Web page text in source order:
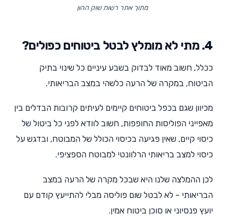
מתוך אתר רשות שוק ההון
4. מתי לא מומלץ לבטל ביטוחים כפולים?
ככלל, חשוב מאוד לבדוק בשבע עיניים כל שינוי בתיק
הביטוח, במקרה של הרעה כלשהי במצב הבריאותי.
מכיוון שגם בכפל ביטוחים קיימים לעיתים קרובות הבדלים בין
מאפייני הפוליסות החופפות, חשוב לוודא לפני כל ביטול של
כיסוי קיים, שאין פגיעה בכיסוי הכולל של המבוטח, ובדגש על
כיסוי למצב בריאותי הרלוונטי למבוטח הספציפי.
לכן ההמלצה שלנו היא שבכל מקרה של הרעה במצב
הבריאותי – לא לבטל שום פוליסה מבלי להתייעץ קודם עם
יועץ פנסיוני או סוכן ביטוח אמין.